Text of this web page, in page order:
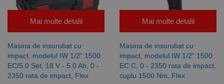
Mai multe detalii
Masina de insurubat cu
impact, modelul IW 1/2" 1500
EC/5.0 Set, 18 V - 5.0 Ah, 0 -
2350 rata de impact, Flex
Mai multe detalii
Masina de insurubat cu
impact, modelul IW 1/2" 1500
EC C, 0 - 2350 rata de impact,
cuplu 1500 Nm, Flex